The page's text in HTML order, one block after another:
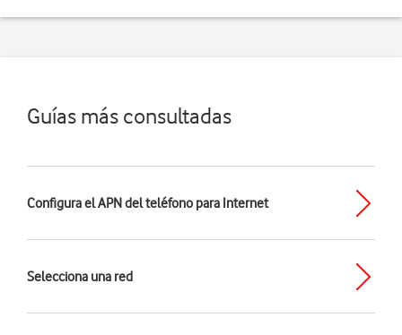
Guías más consultadas
Configura el APN del teléfono para Internet
Selecciona una red